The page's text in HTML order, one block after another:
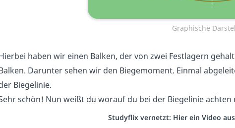
Graphische
Hierbei haben wir einen Balken, der von zwei Festlagern
Balken. Darunter sehen wir den Biegemoment. Einmal
der Biegelinie.
Sehr schön! Nun weißt du worauf du bei der Biegelinie
Studyflix vernetzt: Hier ein Video